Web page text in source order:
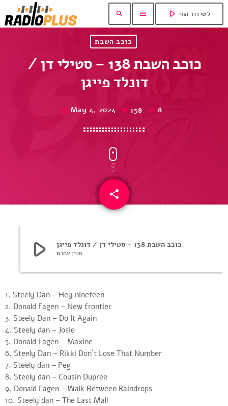
search menu play_arrow לשידור החי
כוכב השבת
כוכב השבת 138 – סטילי דן /
דונלד פייגן
today May 4, 2024 158 8
share
email
play_arrow כוכב השבת 138 – סטילי דן / דונלד פייגן
אורן עמרם
1. Steely Dan – Hey nineteen
2. Donald Fagen – New frontier
3. Steely Dan – Do It Again
4. Steely dan – Josie
5. Donald Fagen – Maxine
6. Steely Dan – Rikki Don`t Lose That Number
7. Steely dan – Peg
8. Steely dan – Cousin Dupree
9. Donald Fagen – Walk Between Raindrops
10. Steely dan – The Last Mall